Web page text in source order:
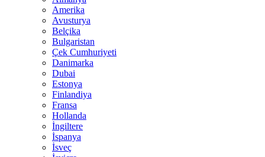
Amerika
Avusturya
Belçika
Bulgaristan
Çek Cumhuriyeti
Danimarka
Dubai
Estonya
Finlandiya
Fransa
Hollanda
İngiltere
İspanya
İsveç